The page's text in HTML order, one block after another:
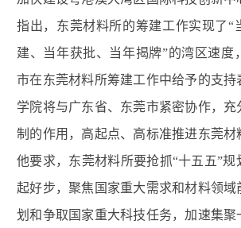
指出，东莞材料所的筹建工作实现了“
建、当年获批、当年揭牌”的湾区速度
市在东莞材料所筹建工作中给予的支持
学院将与广东省、东莞市紧密协作，
制的作用，高起点、高标准推进东莞材
他要求，东莞材料所要抢抓“十五五”规
起好步，聚焦国家重大需求和材料领域
划和争取国家重大科技任务，加速集聚